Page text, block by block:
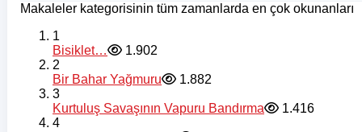
Makaleler kategorisinin tüm zamanlarda en çok okunanları
1
Bisiklet…
1.902
2
Bir Bahar Yağmuru
1.882
3
Kurtuluş Savaşının Vapuru Bandırma
1.416
4